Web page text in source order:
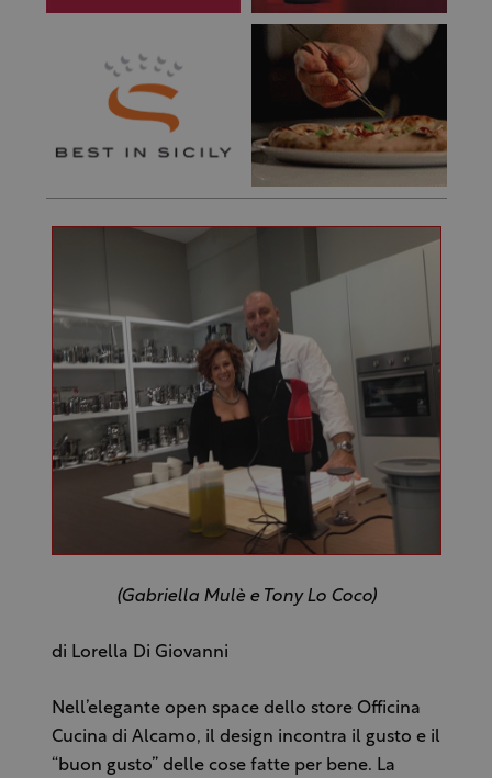
(Gabriella Mulè e Tony Lo Coco)
di Lorella Di Giovanni
Nell’elegante open space dello store Officina
Cucina di Alcamo, il design incontra il gusto e il
“buon gusto” delle cose fatte per bene. La